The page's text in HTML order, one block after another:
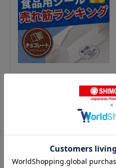
惣菜シールの人気商品との比較